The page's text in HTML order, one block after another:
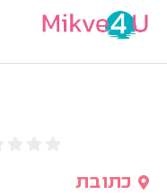
כתובת